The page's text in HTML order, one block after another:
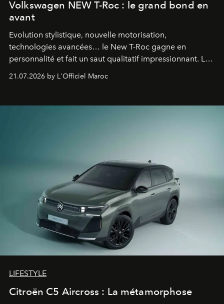
Volkswagen NEW T-Roc : le grand bond en
avant
Evolution stylistique, nouvelle motorisation,
technologies avancées… le New T-Roc gagne en
personnalité et fait un saut qualitatif impressionnant. Le
constructeur allemand a revu en profondeur son SUV
fétiche pour le rendre plus premium. Et le pari semble
21.07.2026 by L'Officiel Maroc
LIFESTYLE
Citroën C5 Aircross : La métamorphose